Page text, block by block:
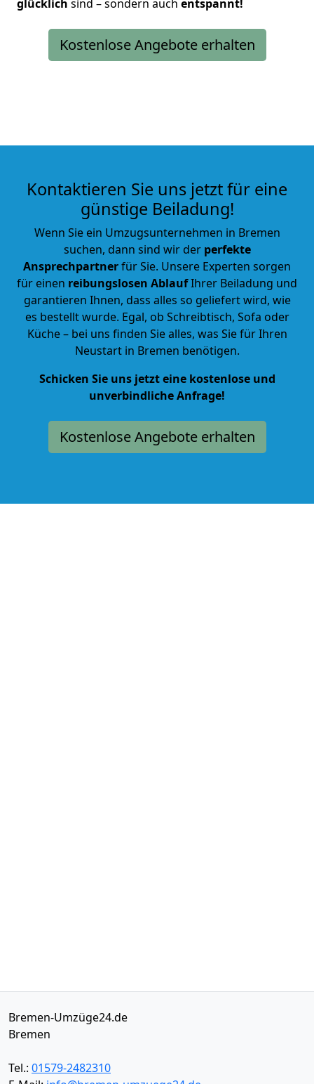
glücklich sind – sondern auch entspannt!
Kostenlose Angebote erhalten
Kontaktieren Sie uns jetzt für eine
günstige Beiladung!
Wenn Sie ein Umzugsunternehmen in Bremen
suchen, dann sind wir der perfekte
Ansprechpartnerfür Sie. Unsere Experten sorgen
für einen reibungslosen AblaufIhrer Beiladung und
garantieren Ihnen, dass alles so geliefert wird, wie
es bestellt wurde. Egal, ob Schreibtisch, Sofa oder
Küche – bei uns finden Sie alles, was Sie für Ihren
Neustart in Bremen benötigen.
Schicken Sie uns jetzt eine kostenlose und
unverbindliche Anfrage!
Kostenlose Angebote erhalten
Bremen-Umzüge24.de
Bremen
Tel.: 01579-2482310